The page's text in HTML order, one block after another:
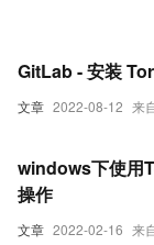
文章 2022-08-12 来
GitLab - 安装
文章 2022-02-16 来
windows下使用
操作